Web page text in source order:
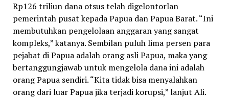
Rp126 triliun dana otsus telah digelontorlan
pemerintah pusat kepada Papua dan Papua Barat. “Ini
membutuhkan pengelolaan anggaran yang sangat
kompleks,” katanya. Sembilan puluh lima persen para
pejabat di Papua adalah orang asli Papua, maka yang
bertanggungjawab untuk mengelola dana ini adalah
orang Papua sendiri. “Kita tidak bisa menyalahkan
orang dari luar Papua jika terjadi korupsi,” lanjut Ali.